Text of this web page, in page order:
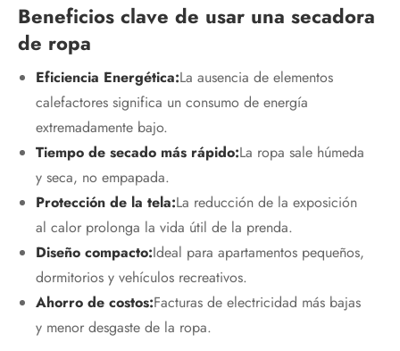
Beneficios clave de usar una secadora
de ropa
Eficiencia Energética:La ausencia de elementos
calefactores significa un consumo de energía
extremadamente bajo.
Tiempo de secado más rápido:La ropa sale húmeda
y seca, no empapada.
Protección de la tela:La reducción de la exposición
al calor prolonga la vida útil de la prenda.
Diseño compacto:Ideal para apartamentos pequeños,
dormitorios y vehículos recreativos.
Ahorro de costos:Facturas de electricidad más bajas
y menor desgaste de la ropa.